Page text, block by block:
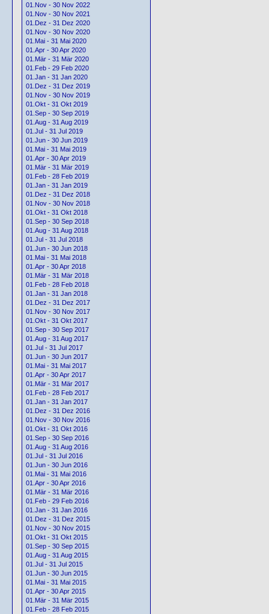
01.Nov - 30 Nov 2022
01.Nov - 30 Nov 2021
01.Dez - 31 Dez 2020
01.Nov - 30 Nov 2020
01.Mai - 31 Mai 2020
01.Apr - 30 Apr 2020
01.Mär - 31 Mär 2020
01.Feb - 29 Feb 2020
01.Jan - 31 Jan 2020
01.Dez - 31 Dez 2019
01.Nov - 30 Nov 2019
01.Okt - 31 Okt 2019
01.Sep - 30 Sep 2019
01.Aug - 31 Aug 2019
01.Jul - 31 Jul 2019
01.Jun - 30 Jun 2019
01.Mai - 31 Mai 2019
01.Apr - 30 Apr 2019
01.Mär - 31 Mär 2019
01.Feb - 28 Feb 2019
01.Jan - 31 Jan 2019
01.Dez - 31 Dez 2018
01.Nov - 30 Nov 2018
01.Okt - 31 Okt 2018
01.Sep - 30 Sep 2018
01.Aug - 31 Aug 2018
01.Jul - 31 Jul 2018
01.Jun - 30 Jun 2018
01.Mai - 31 Mai 2018
01.Apr - 30 Apr 2018
01.Mär - 31 Mär 2018
01.Feb - 28 Feb 2018
01.Jan - 31 Jan 2018
01.Dez - 31 Dez 2017
01.Nov - 30 Nov 2017
01.Okt - 31 Okt 2017
01.Sep - 30 Sep 2017
01.Aug - 31 Aug 2017
01.Jul - 31 Jul 2017
01.Jun - 30 Jun 2017
01.Mai - 31 Mai 2017
01.Apr - 30 Apr 2017
01.Mär - 31 Mär 2017
01.Feb - 28 Feb 2017
01.Jan - 31 Jan 2017
01.Dez - 31 Dez 2016
01.Nov - 30 Nov 2016
01.Okt - 31 Okt 2016
01.Sep - 30 Sep 2016
01.Aug - 31 Aug 2016
01.Jul - 31 Jul 2016
01.Jun - 30 Jun 2016
01.Mai - 31 Mai 2016
01.Apr - 30 Apr 2016
01.Mär - 31 Mär 2016
01.Feb - 29 Feb 2016
01.Jan - 31 Jan 2016
01.Dez - 31 Dez 2015
01.Nov - 30 Nov 2015
01.Okt - 31 Okt 2015
01.Sep - 30 Sep 2015
01.Aug - 31 Aug 2015
01.Jul - 31 Jul 2015
01.Jun - 30 Jun 2015
01.Mai - 31 Mai 2015
01.Apr - 30 Apr 2015
01.Mär - 31 Mär 2015
01.Feb - 28 Feb 2015